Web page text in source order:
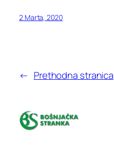
2 Marta, 2020
← Prethodna stranica